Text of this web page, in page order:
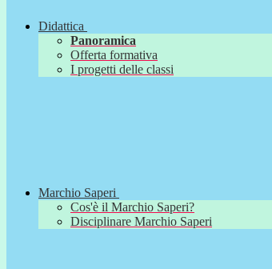
Didattica
Panoramica
Offerta formativa
I progetti delle classi
Marchio Saperi
Cos'è il Marchio Saperi?
Disciplinare Marchio Saperi